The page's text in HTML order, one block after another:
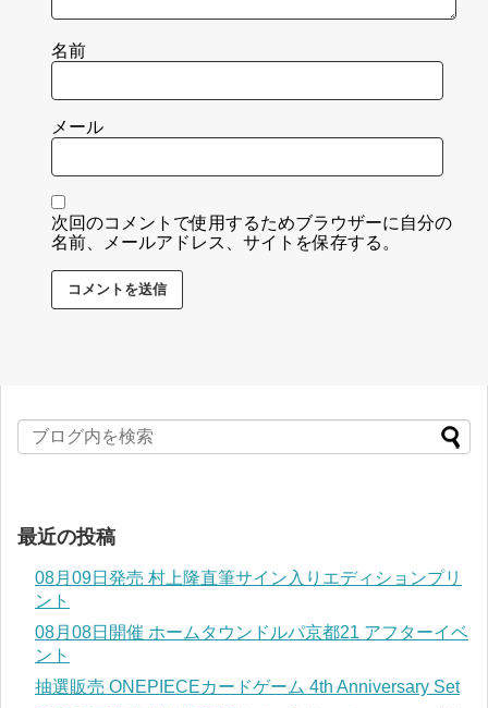
名前
メール
次回のコメントで使用するためブラウザーに自分の
名前、メールアドレス、サイトを保存する。
最近の投稿
08月09日発売 村上隆直筆サイン入りエディションプリ
ント
08月08日開催 ホームタウンドルパ京都21 アフターイベ
ント
抽選販売 ONEPIECEカードゲーム 4th Anniversary Set